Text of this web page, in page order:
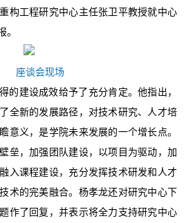
构工程研究中心主任张卫平教授就中心
。
座谈会现场
的建设成效给予了充分肯定。他指出，
全新的发展路径，对技术研究、人才培
意义，是学院未来发展的一个增长点。
垒，加强团队建设，以项目为驱动，加
入课程建设，充分发挥技术研发和人才
术的完美融合。杨孝龙还对研究中心下
作了回复，并表示将全力支持研究中心